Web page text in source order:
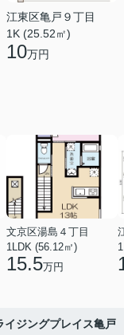
江東区亀戸９丁目
1K (25.52㎡)
10万円
文京区湯島４丁目
1LDK (56.12㎡)
15.5万円
イジングプレイス亀戸